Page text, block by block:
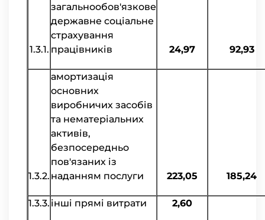
1.3.1.
загальнообов'язкове
державне соціальне
страхування
працівників
24,97 92,93
1.3.2.
амортизація
основних
виробничих засобів
та нематеріальних
активів,
безпосередньо
пов'язаних із
наданням послуги
223,05 185,24
1.3.3. інші прямі витрати 2,60